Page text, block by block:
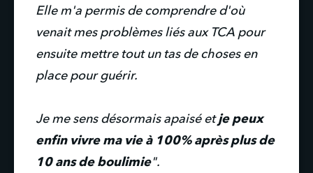
Elle m'a permis de comprendre d'où
venait mes problèmes liés aux TCA pour
ensuite mettre tout un tas de choses en
place pour guérir.
Je me sens désormais apaisé et je peux
enfin vivre ma vie à 100% après plus de
10 ans de boulimie".